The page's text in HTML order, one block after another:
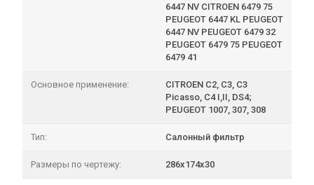
6447 NV CITROEN 6479 75
PEUGEOT 6447 KL PEUGEOT
6447 NV PEUGEOT 6479 32
PEUGEOT 6479 75 PEUGEOT
6479 41
Основное применение:
CITROEN C2, C3, C3
Picasso, C4 I,II, DS4;
PEUGEOT 1007, 307, 308
Тип: Салонный фильтр
Размеры по чертежу: 286х174х30